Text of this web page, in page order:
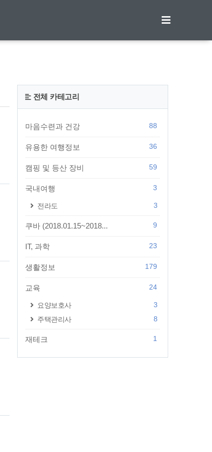
전체 카테고리
마음수련과 건강 88
유용한 여행정보 36
캠핑 및 등산 장비 59
국내여행 3
전라도 3
쿠바 (2018.01.15~2018... 9
IT, 과학 23
생활정보 179
교육 24
요양보호사
3
주택관리사
8
재테크 1